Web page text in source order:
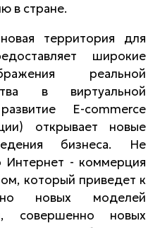
в стране.
территория для
широкие
реальной
в виртуальной
E-commerce
открывает новые
бизнеса. Не
Интернет - коммерция
который приведет к
новых моделей
совершенно новых